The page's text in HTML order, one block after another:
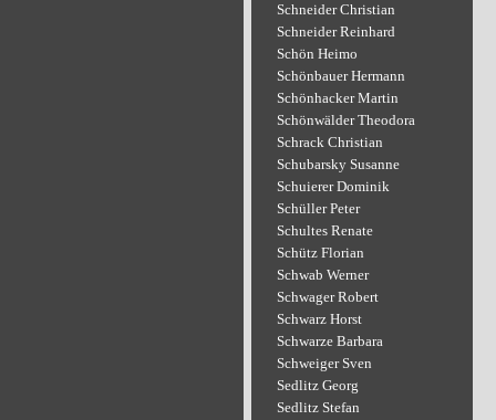
Schneider Christian
Schneider Reinhard
Schön Heimo
Schönbauer Hermann
Schönhacker Martin
Schönwälder Theodora
Schrack Christian
Schubarsky Susanne
Schuierer Dominik
Schüller Peter
Schultes Renate
Schütz Florian
Schwab Werner
Schwager Robert
Schwarz Horst
Schwarze Barbara
Schweiger Sven
Sedlitz Georg
Sedlitz Stefan